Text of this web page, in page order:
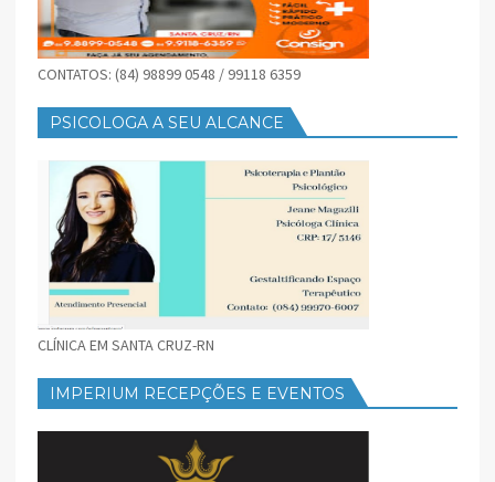
CONTATOS: (84) 98899 0548 / 99118 6359
PSICOLOGA A SEU ALCANCE
CLÍNICA EM SANTA CRUZ-RN
IMPERIUM RECEPÇÕES E EVENTOS